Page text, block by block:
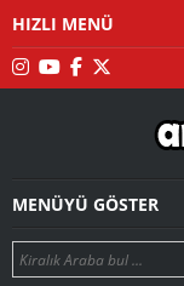
HIZLI MENÜ
MENÜYÜ GÖSTER